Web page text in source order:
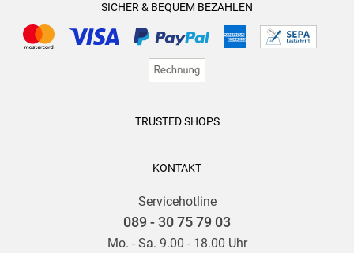
SICHER & BEQUEM BEZAHLEN
TRUSTED SHOPS
KONTAKT
Servicehotline
089 - 30 75 79 03
Mo. - Sa. 9.00 - 18.00 Uhr